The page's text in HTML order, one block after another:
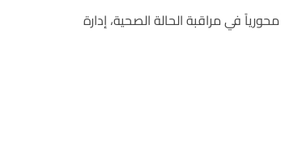
في مراقبة الحالة الصحية، إدارة